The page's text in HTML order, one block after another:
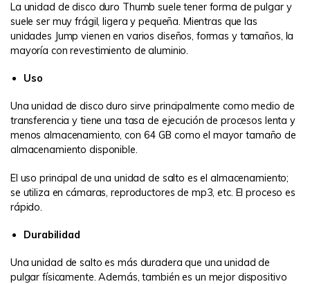
La unidad de disco duro Thumb suele tener forma de pulgar y
suele ser muy frágil, ligera y pequeña. Mientras que las
unidades Jump vienen en varios diseños, formas y tamaños, la
mayoría con revestimiento de aluminio.
Uso
Una unidad de disco duro sirve principalmente como medio de
transferencia y tiene una tasa de ejecución de procesos lenta y
menos almacenamiento, con 64 GB como el mayor tamaño de
almacenamiento disponible.
El uso principal de una unidad de salto es el almacenamiento;
se utiliza en cámaras, reproductores de mp3, etc. El proceso es
rápido.
Durabilidad
Una unidad de salto es más duradera que una unidad de
pulgar físicamente. Además, también es un mejor dispositivo